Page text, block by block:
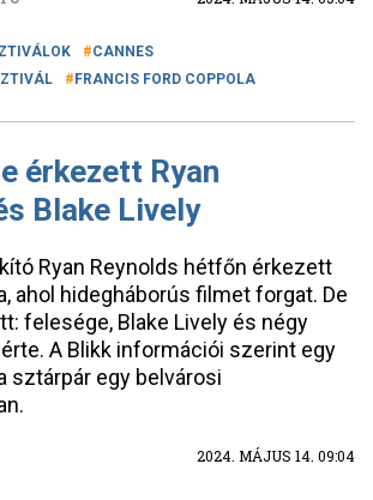
CANNES
FRANCIS FORD COPPOLA
érkezett Ryan
Blake Lively
Ryan Reynolds hétfőn érkezett
ahol hidegháborús filmet forgat. De
felesége, Blake Lively és négy
A Blikk információi szerint egy
sztárpár egy belvárosi
2024. MÁJUS 14. 09:04